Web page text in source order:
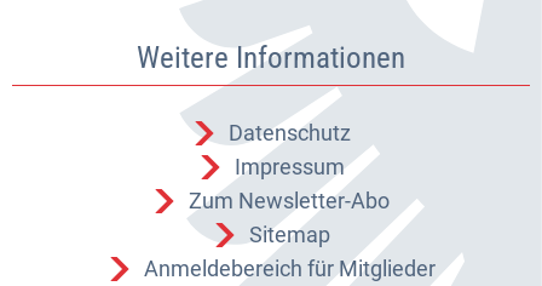
Weitere Informationen
Datenschutz
Impressum
Zum Newsletter-Abo
Sitemap
Anmeldebereich für Mitglieder